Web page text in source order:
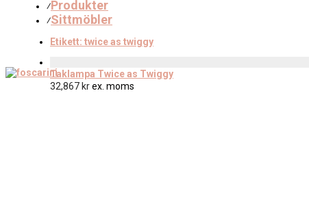
⁄Produkter
⁄Sittmöbler
Etikett: twice as twiggy
Taklampa Twice as Twiggy
32,867 krex. moms